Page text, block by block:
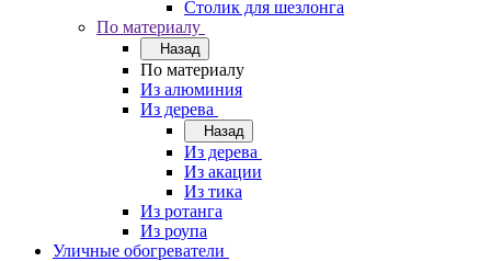
Столик для шезлонга
По материалу
Назад
По материалу
Из алюминия
Из дерева
Назад
Из дерева
Из акации
Из тика
Из ротанга
Из роупа
Уличные обогреватели